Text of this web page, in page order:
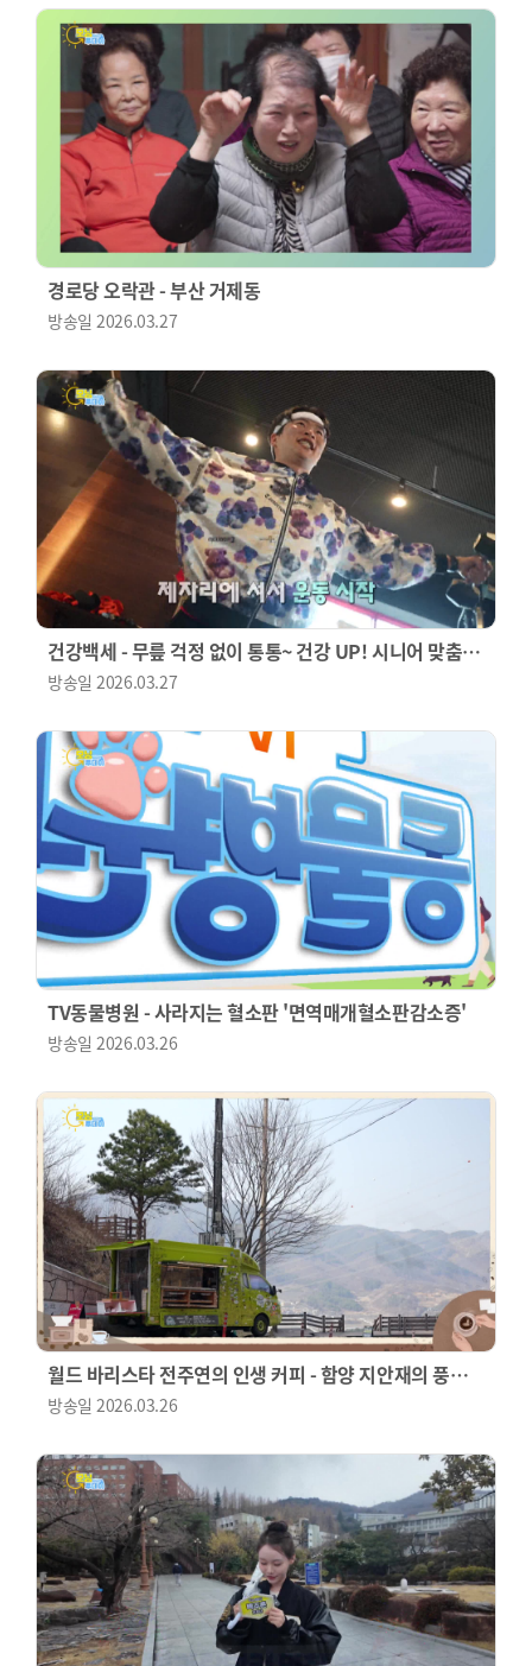
경로당 오락관 - 부산 거제동
방송일2026.03.27
건강백세 - 무릎 걱정 없이 통통~ 건강 UP! 시니어 맞춤
운동
방송일2026.03.27
TV동물병원 - 사라지는 혈소판 '면역매개혈소판감소증'
방송일2026.03.26
월드 바리스타 전주연의 인생 커피 - 함양 지안재의 풍경을
닮은 커피
방송일2026.03.26